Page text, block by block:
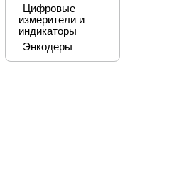
Цифровые
измерители и
индикаторы
Энкодеры